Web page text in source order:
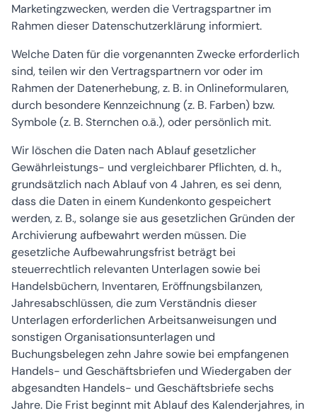
Marketingzwecken, werden die Vertragspartner im
Rahmen dieser Datenschutzerklärung informiert.
Welche Daten für die vorgenannten Zwecke erforderlich
sind, teilen wir den Vertragspartnern vor oder im
Rahmen der Datenerhebung, z. B. in Onlineformularen,
durch besondere Kennzeichnung (z. B. Farben) bzw.
Symbole (z. B. Sternchen o.ä.), oder persönlich mit.
Wir löschen die Daten nach Ablauf gesetzlicher
Gewährleistungs- und vergleichbarer Pflichten, d. h.,
grundsätzlich nach Ablauf von 4 Jahren, es sei denn,
dass die Daten in einem Kundenkonto gespeichert
werden, z. B., solange sie aus gesetzlichen Gründen der
Archivierung aufbewahrt werden müssen. Die
gesetzliche Aufbewahrungsfrist beträgt bei
steuerrechtlich relevanten Unterlagen sowie bei
Handelsbüchern, Inventaren, Eröffnungsbilanzen,
Jahresabschlüssen, die zum Verständnis dieser
Unterlagen erforderlichen Arbeitsanweisungen und
sonstigen Organisationsunterlagen und
Buchungsbelegen zehn Jahre sowie bei empfangenen
Handels- und Geschäftsbriefen und Wiedergaben der
abgesandten Handels- und Geschäftsbriefe sechs
Jahre. Die Frist beginnt mit Ablauf des Kalenderjahres, in